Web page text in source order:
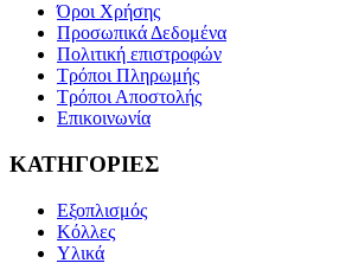
Όροι Χρήσης
Προσωπικά Δεδομένα
Πολιτική επιστροφών
Τρόποι Πληρωμής
Τρόποι Αποστολής
Επικοινωνία
ΚΑΤΗΓΟΡΙΕΣ
Εξοπλισμός
Κόλλες
Υλικά